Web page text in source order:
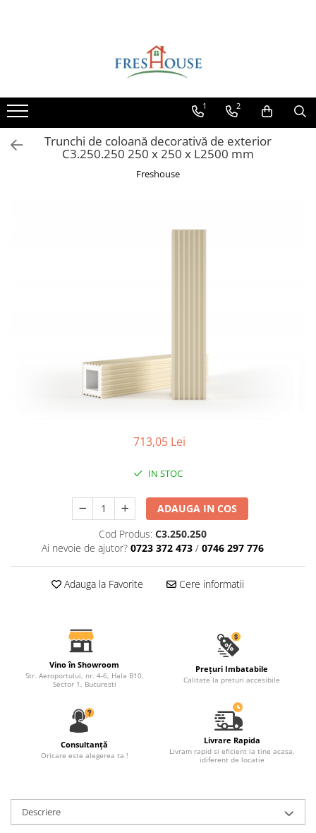
Profile decorative de exterior
Ancadramente Fereastra
Solbancuri Fereastra
Brâuri de exterior
Cornișe de exterior
Cornișe din poliuretan
Plinte de interior
Brâuri HARDEC
Pilaștri de interior
Coloane de interior
Capiteluri coloane
Inele coloane
Inele coloane
Piedestaluri coloane
Trunchiuri coloane
Semicoloane de interior
Baze semicoloane
Piedestaluri semicoloane
Trunchiuri semicoloane
1 2
Trunchi de coloană decorativă de exterior
C3.250.250 250 x 250 x L2500 mm
Freshouse
713,05 Lei
IN STOC
ADAUGA IN COS
Cod Produs: C3.250.250
Ai nevoie de ajutor? 0723 372 473 / 0746 297 776
Adauga la Favorite Cere informatii
Vino în Showroom
Str. Aeroportului, nr. 4-6, Hala B10,
Sector 1, Bucuresti
Prețuri Imbatabile
Calitate la preturi accesibile
Consultanță
Oricare este alegerea ta !
Livrare Rapida
Livram rapid si eficient la tine acasa,
idiferent de locatie
Descriere